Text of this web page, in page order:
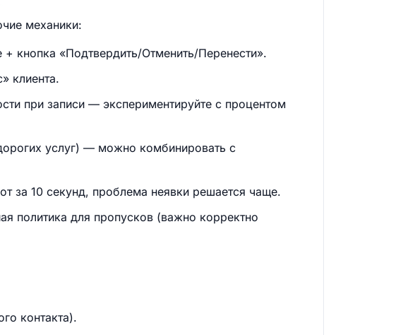
механики:
кнопка «Подтвердить/Отменить/Перенести».
клиента.
при записи — экспериментируйте с процентом
услуг) — можно комбинировать с
за 10 секунд, проблема неявки решается чаще.
политика для пропусков (важно корректно
контакта).